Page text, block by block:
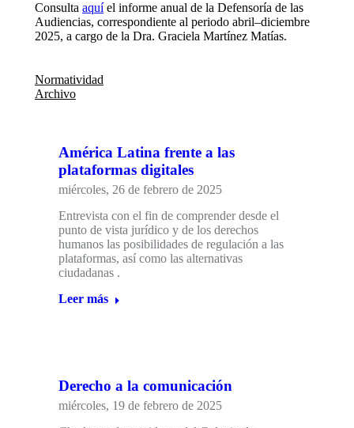
Consulta aquíel informe anual de la Defensoría de las
Audiencias, correspondiente al periodo abril–diciembre
2025, a cargo de la Dra. Graciela Martínez Matías.
Normatividad
Archivo
América Latina frente a las
plataformas digitales
miércoles, 26 de febrero de 2025
Entrevista con el fin de comprender desde el
punto de vista jurídico y de los derechos
humanos las posibilidades de regulación a las
plataformas, así como las alternativas
ciudadanas .
Leer más
Derecho a la comunicación
miércoles, 19 de febrero de 2025